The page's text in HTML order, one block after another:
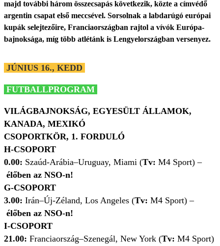
majd további három összecsapás következik, közte a címvédő
argentin csapat első meccsével. Sorsolnak a labdarúgó európai
kupák selejtezőire, Franciaországban rajtol a vívók Európa-
bajnoksága, míg több atlétánk is Lengyelországban versenyez.
JÚNIUS 16., KEDD
FUTBALLPROGRAM
VILÁGBAJNOKSÁG, EGYESÜLT ÁLLAMOK,
KANADA, MEXIKÓ
CSOPORTKÖR, 1. FORDULÓ
H-CSOPORT
0.00: Szaúd-Arábia–Uruguay, Miami (Tv: M4 Sport) –
élőben az NSO-n!
G-CSOPORT
3.00: Irán–Új-Zéland, Los Angeles (Tv: M4 Sport) –
élőben az NSO-n!
I-CSOPORT
21.00: Franciaország–Szenegál, New York (Tv: M4 Sport)